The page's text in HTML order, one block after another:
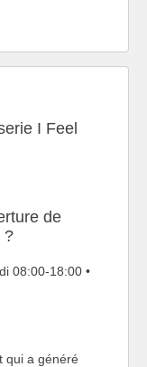
I Feel
de
?
08:00-18:00 •
qui a généré